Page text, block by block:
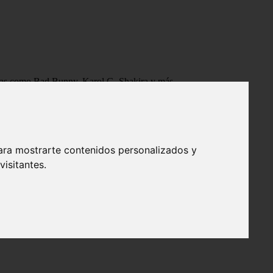
mostrarte contenidos personalizados y
como Bad Bunny, Karol G, Shakira y más.